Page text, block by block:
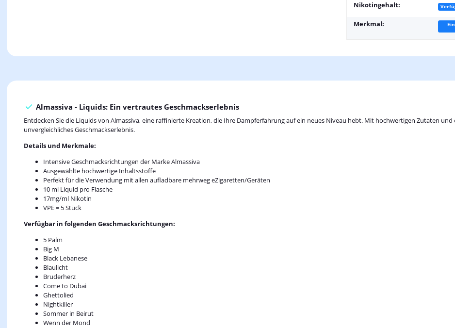
Nikotingehalt:
Merkmal:
Almassiva - Liquids: Ein vertrautes Geschmackserlebnis
Entdecken Sie die Liquids von Almassiva, eine raffinierte Kreation, die Ihre Dampferfahrung auf ein neues Niveau hebt. Mit hochwertigen Zutaten
unvergleichliches Geschmackserlebnis.
Details und Merkmale:
Intensive Geschmacksrichtungen der Marke Almassiva
Ausgewählte hochwertige Inhaltsstoffe
Perfekt für die Verwendung mit allen aufladbare mehrweg eZigaretten/Geräten
10 ml Liquid pro Flasche
17mg/ml Nikotin
VPE = 5 Stück
Verfügbar in folgenden Geschmacksrichtungen:
5 Palm
Big M
Black Lebanese
Blaulicht
Bruderherz
Come to Dubai
Ghettolied
Nightkiller
Sommer in Beirut
Wenn der Mond